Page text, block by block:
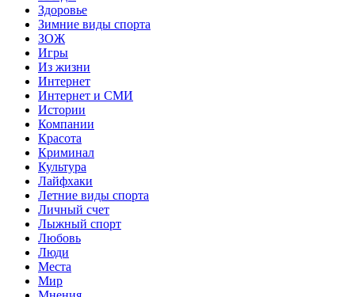
Здоровье
Зимние виды спорта
ЗОЖ
Игры
Из жизни
Интернет
Интернет и СМИ
Истории
Компании
Красота
Криминал
Культура
Лайфхаки
Летние виды спорта
Личный счет
Лыжный спорт
Любовь
Люди
Места
Мир